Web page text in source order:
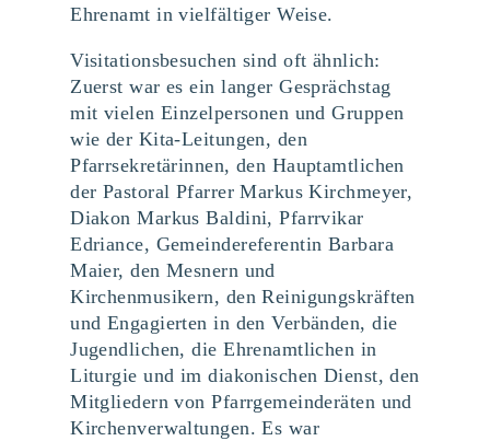
Ehrenamt in vielfältiger Weise.
Visitationsbesuchen sind oft ähnlich:
Zuerst war es ein langer Gesprächstag
mit vielen Einzelpersonen und Gruppen
wie der Kita-Leitungen, den
Pfarrsekretärinnen, den Hauptamtlichen
der Pastoral Pfarrer Markus Kirchmeyer,
Diakon Markus Baldini, Pfarrvikar
Edriance, Gemeindereferentin Barbara
Maier, den Mesnern und
Kirchenmusikern, den Reinigungskräften
und Engagierten in den Verbänden, die
Jugendlichen, die Ehrenamtlichen in
Liturgie und im diakonischen Dienst, den
Mitgliedern von Pfarrgemeinderäten und
Kirchenverwaltungen. Es war